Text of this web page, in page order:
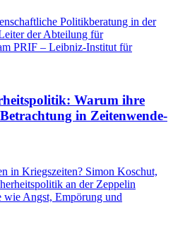
Politikberatung in der
der Abteilung für
PRIF – Leibniz-Institut für
Warum ihre
in Zeitenwende-
in Kriegszeiten? Simon Koschut,
an der Zeppelin
wie Angst, Empörung und